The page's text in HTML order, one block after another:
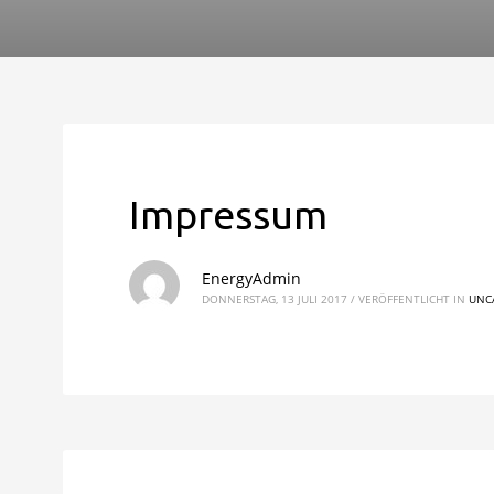
Impressum
EnergyAdmin
DONNERSTAG, 13 JULI 2017 / VERÖFFENTLICHT IN